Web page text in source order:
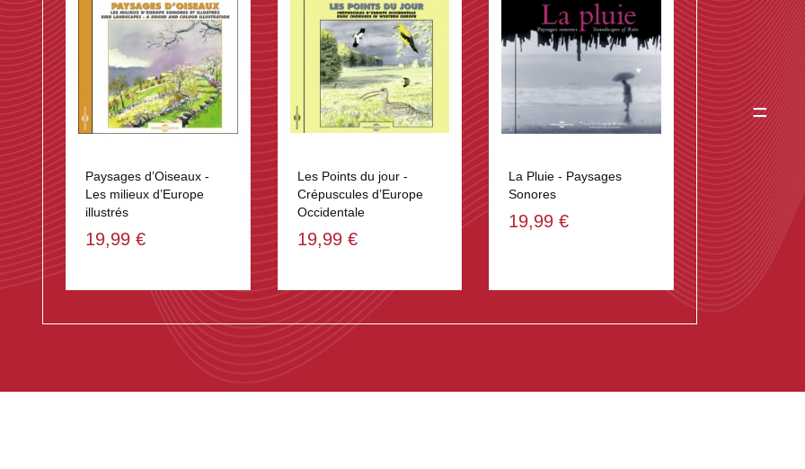
Paysages d’Oiseaux -
Les milieux d’Europe
illustrés
19,99 €
Les Points du jour -
Crépuscules d’Europe
Occidentale
19,99 €
La Pluie - Paysages
Sonores
19,99 €
=